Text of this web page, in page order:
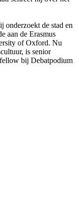
onderzoekt de stad en
aan de Erasmus
of Oxford. Nu
is senior
bij Debatpodium